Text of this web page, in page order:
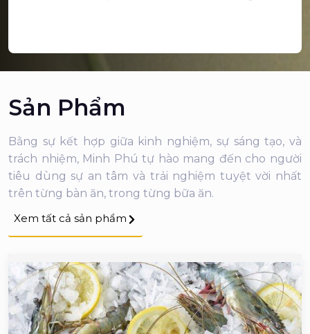
Sản Phẩm
Xem tất cả sản phẩm
Bằng sự kết hợp giữa kinh nghiệm, sự sáng tạo, và
trách nhiệm, Minh Phú tự hào mang đến cho người
tiêu dùng sự an tâm và trải nghiệm tuyệt vời nhất
trên từng bàn ăn, trong từng bữa ăn.